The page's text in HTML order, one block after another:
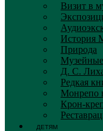
Визит в
История
Природа
Д. С.
Редкая
Монрепо
Крон-
ДЕТЯМ